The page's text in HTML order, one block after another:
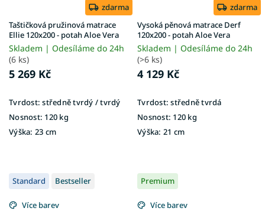
zdarma
Taštičková pružinová matrace
Ellie 120x200 - potah Aloe Vera
Skladem | Odesíláme do 24h
(6 ks)
5 269 Kč
Tvrdost: středně tvrdý / tvrdý
Nosnost: 120 kg
Výška: 23 cm
zdarma
Vysoká pěnová matrace Derf
120x200 - potah Aloe Vera
Skladem | Odesíláme do 24h
(>6 ks)
4 129 Kč
Tvrdost: středně tvrdá
Nosnost: 120 kg
Výška: 21 cm
Standard Bestseller
Více barev
Premium
Více barev